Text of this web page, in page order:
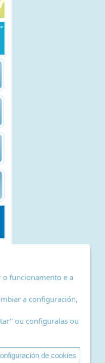
o funcionamento e a
a configuración,
ou configuralas ou
de cookies